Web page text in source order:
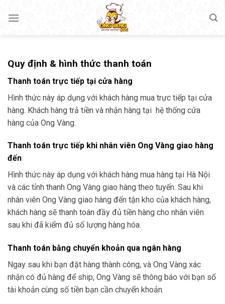
Quy định & hình thức thanh toán
Thanh toán trực tiếp tại cửa hàng
Hình thức này áp dụng với khách hàng mua trực tiếp tại cửa
hàng. Khách hàng trả tiền và nhận hàng tại hệ thống cửa
hàng của Ong Vàng.
Thanh toán trực tiếp khi nhân viên Ong Vàng giao hàng
đến
Hình thức này áp dụng với khách hàng mua hàng tại Hà Nội
và các tỉnh thanh Ong Vàng giao hàng theo tuyến. Sau khi
nhân viên Ong Vàng giao hàng đến tận kho của khách hàng,
khách hàng sẽ thanh toán đầy đủ tiền hàng cho nhân viên
sau khi đã kiểm đủ số lượng hàng hóa.
Thanh toán bằng chuyển khoản qua ngân hàng
Ngay sau khi bạn đặt hàng thành công, và Ong Vàng xác
nhận có đủ hàng để ship, Ong Vàng sẽ thông báo với bạn số
tài khoản cùng số tiền bạn cần chuyển khoản.